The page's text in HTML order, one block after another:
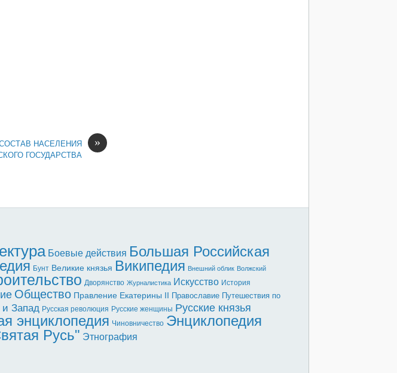
»
НАСЕЛЕНИЯ
ГОСУДАРСТВА
Боевые действия Большая Российская
Бунт Великие князья Википедия Внешний облик Волжский
Дворянство Журналистика Искусство История
Общество Правление Екатерины II Православие Путешествия по
и Запад Русская революция Русские женщины Русские князья
энциклопедия Чиновничество Энциклопедия
Русь" Этнография